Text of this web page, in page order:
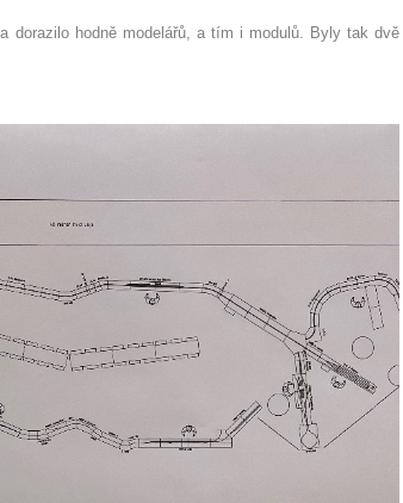
dorazilo hodně modelářů, a tím i modulů. Byly tak dvě